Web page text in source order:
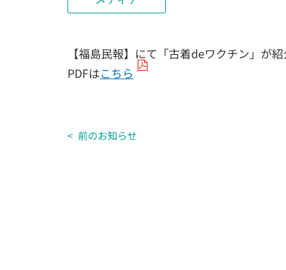
【福島民報】にて「古着deワクチン」が紹
PDFはこちら
前のお知らせ